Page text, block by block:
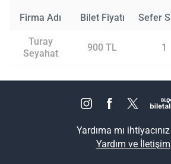
Firma Adı Bilet Fiyatı Sefer
Turay
Seyahat
900 TL 1
Yardıma mı
Yardım ve İletişim